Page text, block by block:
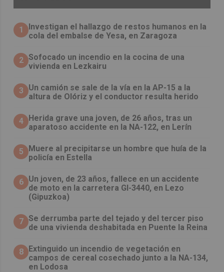
1
Investigan el hallazgo de restos humanos en la
cola del embalse de Yesa, en Zaragoza
2 Sofocado un incendio en la cocina de una
vivienda en Lezkairu
3
Un camión se sale de la vía en la AP-15 a la
altura de Olóriz y el conductor resulta herido
4 Herida grave una joven, de 26 años, tras un
aparatoso accidente en la NA-122, en Lerín
5
Muere al precipitarse un hombre que huía de la
policía en Estella
6 Un joven, de 23 años, fallece en un accidente
de moto en la carretera GI-3440, en Lezo
(Gipuzkoa)
7 Se derrumba parte del tejado y del tercer piso
de una vivienda deshabitada en Puente la Reina
8 Extinguido un incendio de vegetación en
campos de cereal cosechado junto a la NA-134,
en Lodosa